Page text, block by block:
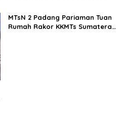
MTsN 2 Padang Pariaman Tuan
Rumah Rakor KKMTs Sumatera